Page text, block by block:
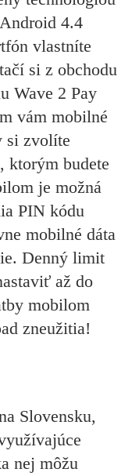
4.4
vlastníte
si z obchodu
Wave 2 Pay
vám mobilné
si zvolíte
ktorým budete
je možná
PIN kódu
mobilné dáta
Denný limit
až do
mobilom
zneužitia!
Slovensku,
nej môžu